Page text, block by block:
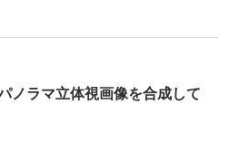
ノラマ立体視画像を合成して